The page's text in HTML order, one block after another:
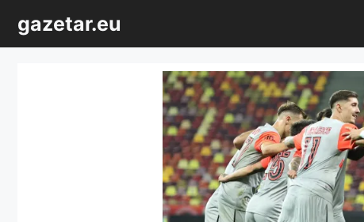
conținut
gazetar.eu